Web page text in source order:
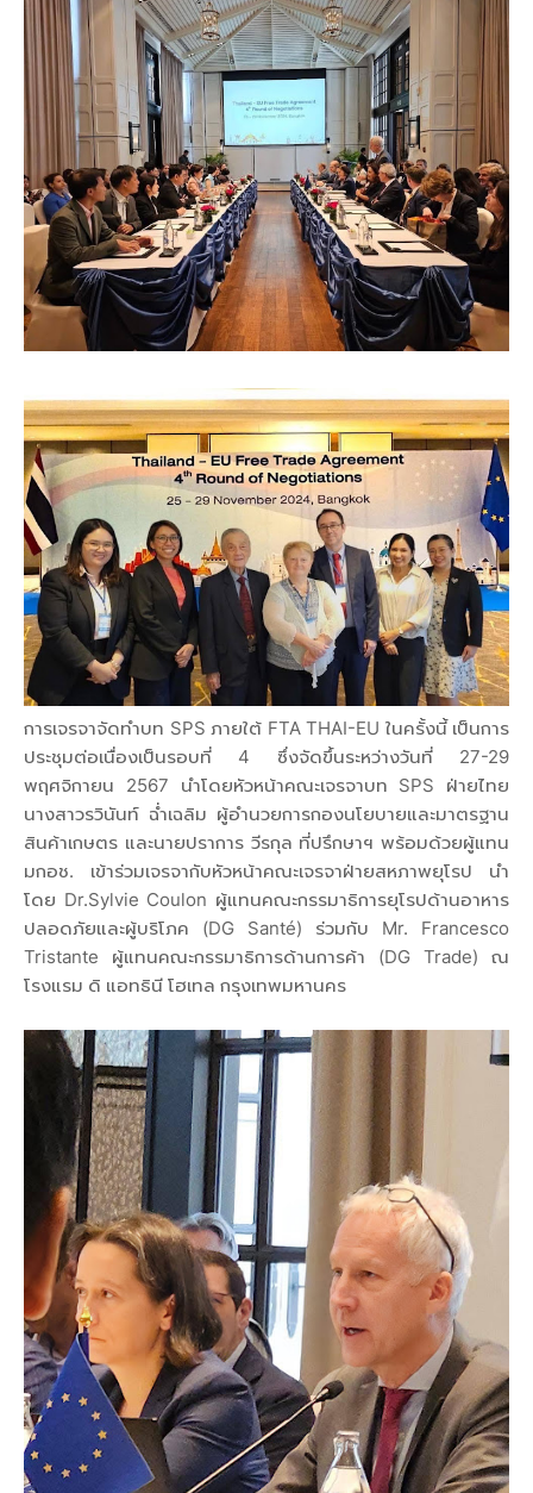
การเจรจาจัดทำบท SPS ภายใต้ FTA THAI-EU ในครั้งนี้ เป็นการ
ประชุมต่อเนื่องเป็นรอบที่ 4 ซึ่งจัดขึ้นระหว่างวันที่ 27-29
พฤศจิกายน 2567 นำโดยหัวหน้าคณะเจรจาบท SPS ฝ่ายไทย
นางสาวรวินันท์ ฉ่ำเฉลิม ผู้อำนวยการกองนโยบายและมาตรฐาน
สินค้าเกษตร และนายปราการ วีรกุล ที่ปรึกษาฯ พร้อมด้วยผู้แทน
มกอช. เข้าร่วมเจรจากับหัวหน้าคณะเจรจาฝ่ายสหภาพยุโรป นำ
โดย Dr.Sylvie Coulon ผู้แทนคณะกรรมาธิการยุโรปด้านอาหาร
ปลอดภัยและผู้บริโภค (DG Santé) ร่วมกับ Mr. Francesco
Tristante ผู้แทนคณะกรรมาธิการด้านการค้า (DG Trade) ณ
โรงแรม ดิ แอทธินี โฮเทล กรุงเทพมหานคร